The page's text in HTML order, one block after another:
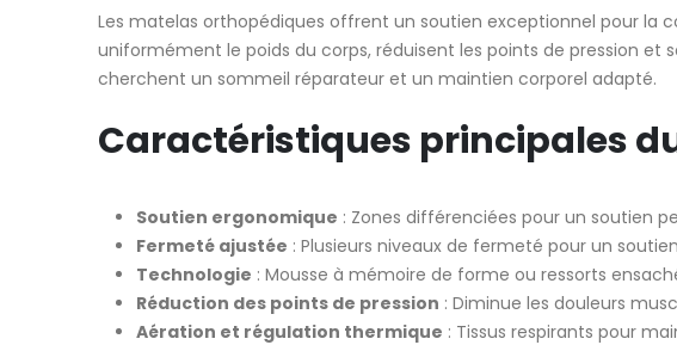
Les matelas orthopédiques offrent un soutien exceptionnel pour
uniformément le poids du corps, réduisent les points de pression et
cherchent un sommeil réparateur et un maintien corporel adapté.
Caractéristiques principales
Soutien ergonomique : Zones différenciées pour un soutien
Fermeté ajustée : Plusieurs niveaux de fermeté pour un
Technologie : Mousse à mémoire de forme ou ressorts
Réduction des points de pression : Diminue les douleurs
Aération et régulation thermique : Tissus respirants pour